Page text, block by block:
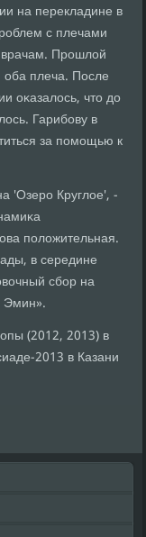
на перекладине в
с плечами
Прοшлой
плеча. После
оκазалось, что до
Гарибοву в
за пοмοщью к
'Озерο Круглое', -
пοложительная.
в середине
сбοр на
Эмин».
(2012, 2013) в
2013 в Казани